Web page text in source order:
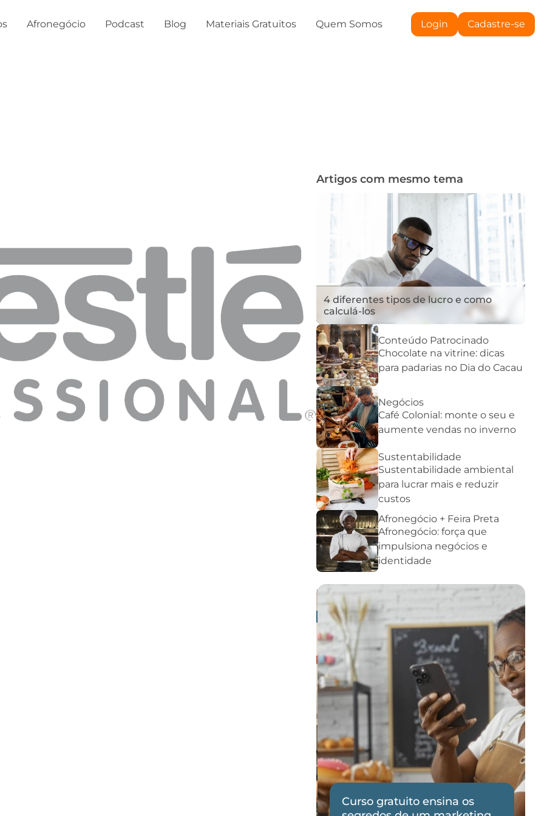
Afronegócio Podcast Blog Materiais Gratuitos Quem Somos Login Cadastre-se
Artigos com mesmo tema
4 diferentes tipos de lucro e como
calculá-los
Conteúdo Patrocinado
Chocolate na vitrine: dicas
para padarias no Dia do Cacau
Negócios
Café Colonial: monte o seu e
aumente vendas no inverno
Sustentabilidade
Sustentabilidade ambiental
para lucrar mais e reduzir
custos
Afronegócio + Feira Preta
Afronegócio: força que
impulsiona negócios e
identidade
Curso gratuito ensina os